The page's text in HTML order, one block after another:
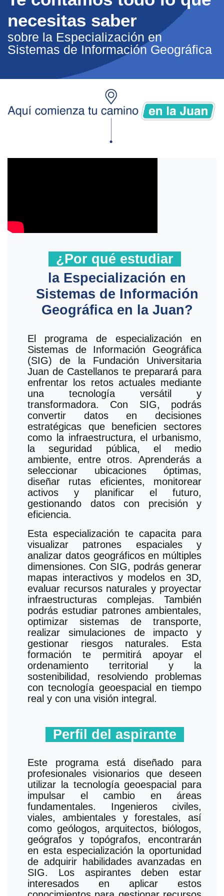
necesitas saber
sobre la Especialización en
Sistemas de Información Geográfica
¿Por qué estudiar
la Especialización en
Sistemas de Información
Geográfica en la Juan?
El programa de especialización en
Sistemas de Información Geográfica
(SIG) de la Fundación Universitaria
Juan de Castellanos te preparará para
enfrentar los retos actuales mediante
una tecnología versátil y
transformadora. Con SIG, podrás
convertir datos en decisiones
estratégicas que beneficien sectores
como la infraestructura, el urbanismo,
la seguridad pública, el medio
ambiente, entre otros. Aprenderás a
seleccionar ubicaciones óptimas,
diseñar rutas eficientes, monitorear
activos y planificar el futuro,
gestionando datos con precisión y
eficiencia.
Esta especialización te capacita para
visualizar patrones espaciales y
analizar datos geográficos en múltiples
dimensiones. Con SIG, podrás generar
mapas interactivos y modelos en 3D,
evaluar recursos naturales y proyectar
infraestructuras complejas. También
podrás estudiar patrones ambientales,
optimizar sistemas de transporte,
realizar simulaciones de impacto y
gestionar riesgos naturales. Esta
formación te permitirá apoyar el
ordenamiento territorial y la
sostenibilidad, resolviendo problemas
con tecnología geoespacial en tiempo
real y con una visión integral.
Perfil del aspirante
Este programa está diseñado para
profesionales visionarios que deseen
utilizar la tecnología geoespacial para
impulsar el cambio en áreas
fundamentales. Ingenieros civiles,
viales, ambientales y forestales, así
como geólogos, arquitectos, biólogos,
geógrafos y topógrafos, encontrarán
en esta especialización la oportunidad
de adquirir habilidades avanzadas en
SIG. Los aspirantes deben estar
interesados en aplicar estos